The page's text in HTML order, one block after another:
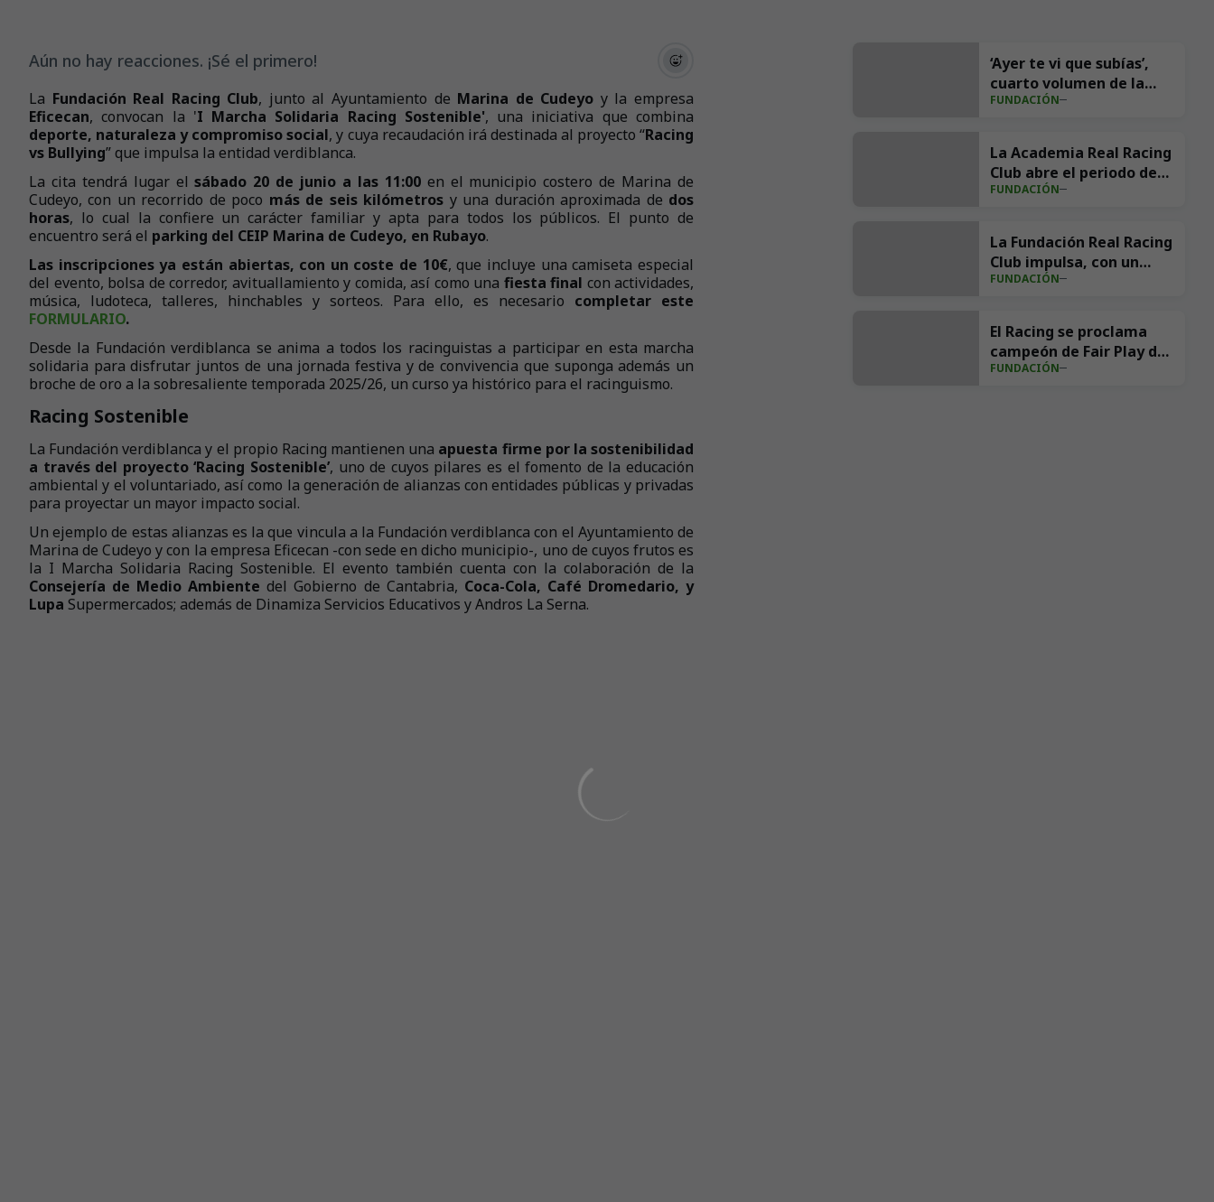
Aún no hay reacciones. ¡Sé el primero!
La Fundación Real Racing Club, junto al Ayuntamiento de Marina de Cudeyo y la empresa
Eficecan, convocan la 'I Marcha Solidaria Racing Sostenible', una iniciativa que combina
deporte, naturaleza y compromiso social, y cuya recaudación irá destinada al proyecto “Racing
vs Bullying” que impulsa la entidad verdiblanca.
La cita tendrá lugar elsábado 20 de junio a las 11:00 en el municipio costero de Marina de
Cudeyo, con un recorrido de poco más de seis kilómetros y una duración aproximada de dos
horas, lo cual la confiere un carácter familiar y apta para todos los públicos. El punto de
encuentro será el parking del CEIP Marina de Cudeyo, en Rubayo.
Las inscripciones ya están abiertas, con un coste de 10€, que incluye una camiseta especial
del evento, bolsa de corredor, avituallamiento y comida, así como una fiesta final con actividades,
música, ludoteca, talleres, hinchables y sorteos. Para ello, es necesario completar este
FORMULARIO.
Desde la Fundación verdiblanca se anima a todos los racinguistas a participar en esta marcha
solidaria para disfrutar juntos de una jornada festiva y de convivencia que suponga además un
broche de oro a la sobresaliente temporada 2025/26, un curso ya histórico para el racinguismo.
Racing Sostenible
La Fundación verdiblanca y el propio Racing mantienen una apuesta firme por la sostenibilidad
a través del proyecto ‘Racing Sostenible’, uno de cuyos pilares es el fomento de la educación
ambiental y el voluntariado, así como la generación de alianzas con entidades públicas y privadas
para proyectar un mayor impacto social.
Un ejemplo de estas alianzas es la que vincula a la Fundación verdiblanca con el Ayuntamiento de
Marina de Cudeyo y con la empresa Eficecan -con sede en dicho municipio-, uno de cuyos frutos es
la I Marcha Solidaria Racing Sostenible. El evento también cuenta con la colaboración de la
Consejería de Medio Ambiente del Gobierno de Cantabria, Coca-Cola, Café Dromedario, y
Lupa Supermercados; además de Dinamiza Servicios Educativos y Andros La Serna.
‘Ayer te vi que subías’,
cuarto volumen de la
colección de cuentos Los
FUNDACIÓN
La Academia Real Racing
Club abre el periodo de
inscripciones para el
FUNDACIÓN
La Fundación Real Racing
Club impulsa, con un
concierto solidario, la
gimnasio pediátrico en
Valdecilla
FUNDACIÓN
El Racing se proclama
campeón de Fair Play de
LaLiga Genuine 2025/26
FUNDACIÓN